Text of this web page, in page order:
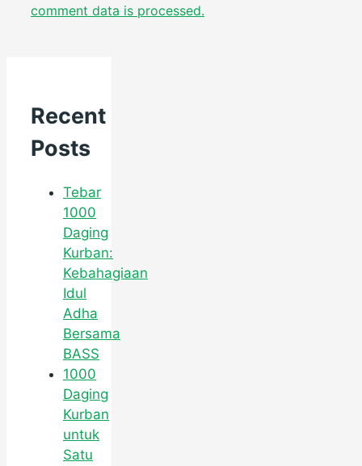
comment data is processed.
Recent
Posts
Tebar
1000
Daging
Kurban:
Kebahagiaan
Idul
Adha
Bersama
BASS
1000
Daging
Kurban
untuk
Satu